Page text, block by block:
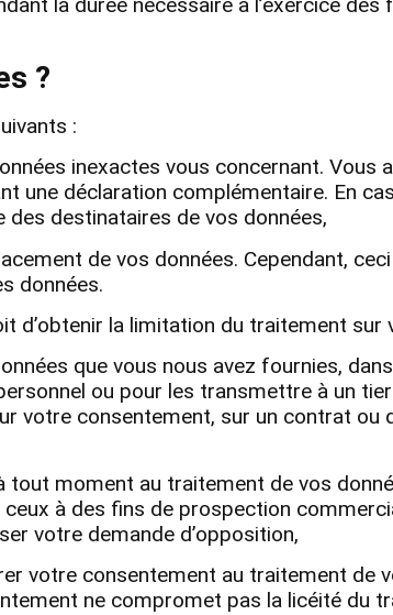
la durée nécessaire à l’exercice des
?
:
inexactes vous concernant. Vous
déclaration complémentaire. En
destinataires de vos données,
de vos données. Cependant,
données.
d’obtenir la limitation du traitement sur
que vous nous avez fournies,
ou pour les transmettre à un
votre consentement, sur un contrat ou
tout moment au traitement de vos
à des fins de prospection
votre demande d’opposition,
votre consentement au traitement de
ne compromet pas la licéité du